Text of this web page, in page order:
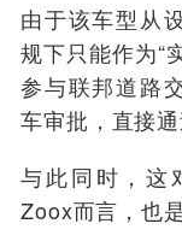
由于该车型从
规下只能作为“
参与联邦道路
车审批，直接
与此同时，这
Zoox而言，也